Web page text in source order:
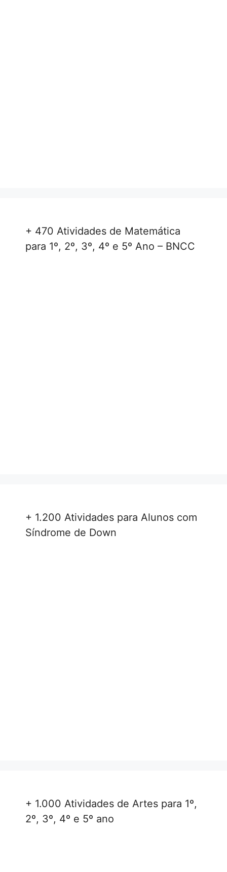
+ 470 Atividades de Matemática
para 1º, 2º, 3º, 4º e 5º Ano – BNCC
+ 1.200 Atividades para Alunos com
Síndrome de Down
+ 1.000 Atividades de Artes para 1º,
2º, 3º, 4º e 5º ano